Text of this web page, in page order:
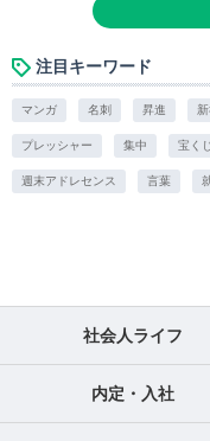
注目キーワード
マンガ 名刺 昇進
プレッシャー 集中 宝く
週末アドレセンス 言葉
社会人ライフ
内定・入社